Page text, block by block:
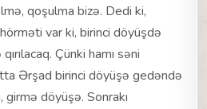
qoşulma bizə. Dedi ki,
var ki, birinci döyüşdə
Çünki hamı səni
Ərşad birinci döyüşə gedəndə
döyüşə. Sonrakı